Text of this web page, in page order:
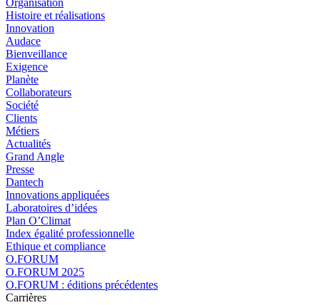
Organisation
Histoire et réalisations
Innovation
Audace
Bienveillance
Exigence
Planète
Collaborateurs
Société
Clients
Métiers
Actualités
Grand Angle
Presse
Dantech
Innovations appliquées
Laboratoires d’idées
Plan O’Climat
Index égalité professionnelle
Ethique et compliance
O.FORUM
O.FORUM 2025
O.FORUM : éditions précédentes
Carrières